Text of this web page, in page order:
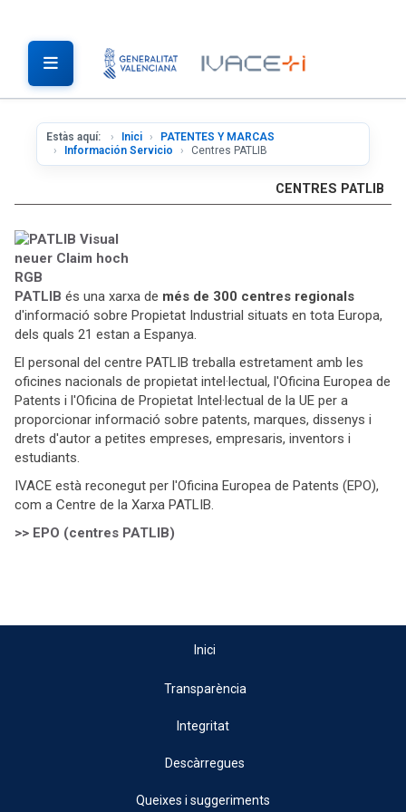
Estàs aquí: Inici
PATENTES Y MARCAS
Información Servicio
Centres PATLIB
CENTRES PATLIB
PATLIB és una xarxa de més de 300 centres regionals
d'informació sobre Propietat Industrial situats en tota Europa,
dels quals 21 estan a Espanya.
El personal del centre PATLIB treballa estretament amb les
oficines nacionals de propietat intel·lectual, l'Oficina Europea de
Patents i l'Oficina de Propietat Intel·lectual de la UE per a
proporcionar informació sobre patents, marques, dissenys i
drets d'autor a petites empreses, empresaris, inventors i
estudiants.
IVACE està reconegut per l'Oficina Europea de Patents (EPO),
com a Centre de la Xarxa PATLIB.
>> EPO (centres PATLIB)
Inici
Transparència
Integritat
Descàrregues
Queixes i suggeriments